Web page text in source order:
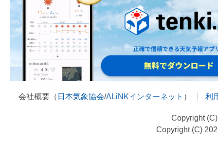
会社概要（ 日本気象協会/ALiNKインターネット ） 利
Copyright
Copyright (C)